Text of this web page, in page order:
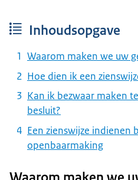
Inhoudsopgave
Waarom maken we uw
Hoe dien ik een
Kan ik bezwaar maken
besluit?
Een zienswijze indienen
openbaarmaking